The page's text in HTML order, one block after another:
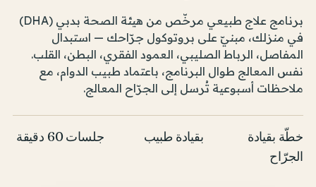
برنامج علاج طبيعي مرخّص من هيئة الصحة بدبي (DHA)
في منزلك، مبنيّ على بروتوكول جرّاحك — استبدال
المفاصل، الرباط الصليبي، العمود الفقري، البطن، القلب.
نفس المعالج طوال البرنامج، باعتماد طبيب الدوام، مع
ملاحظات أسبوعية تُرسل إلى الجرّاح المعالج.
خطّة بقيادة
الجرّاح
بقيادة طبيب جلسات 60 دقيقة